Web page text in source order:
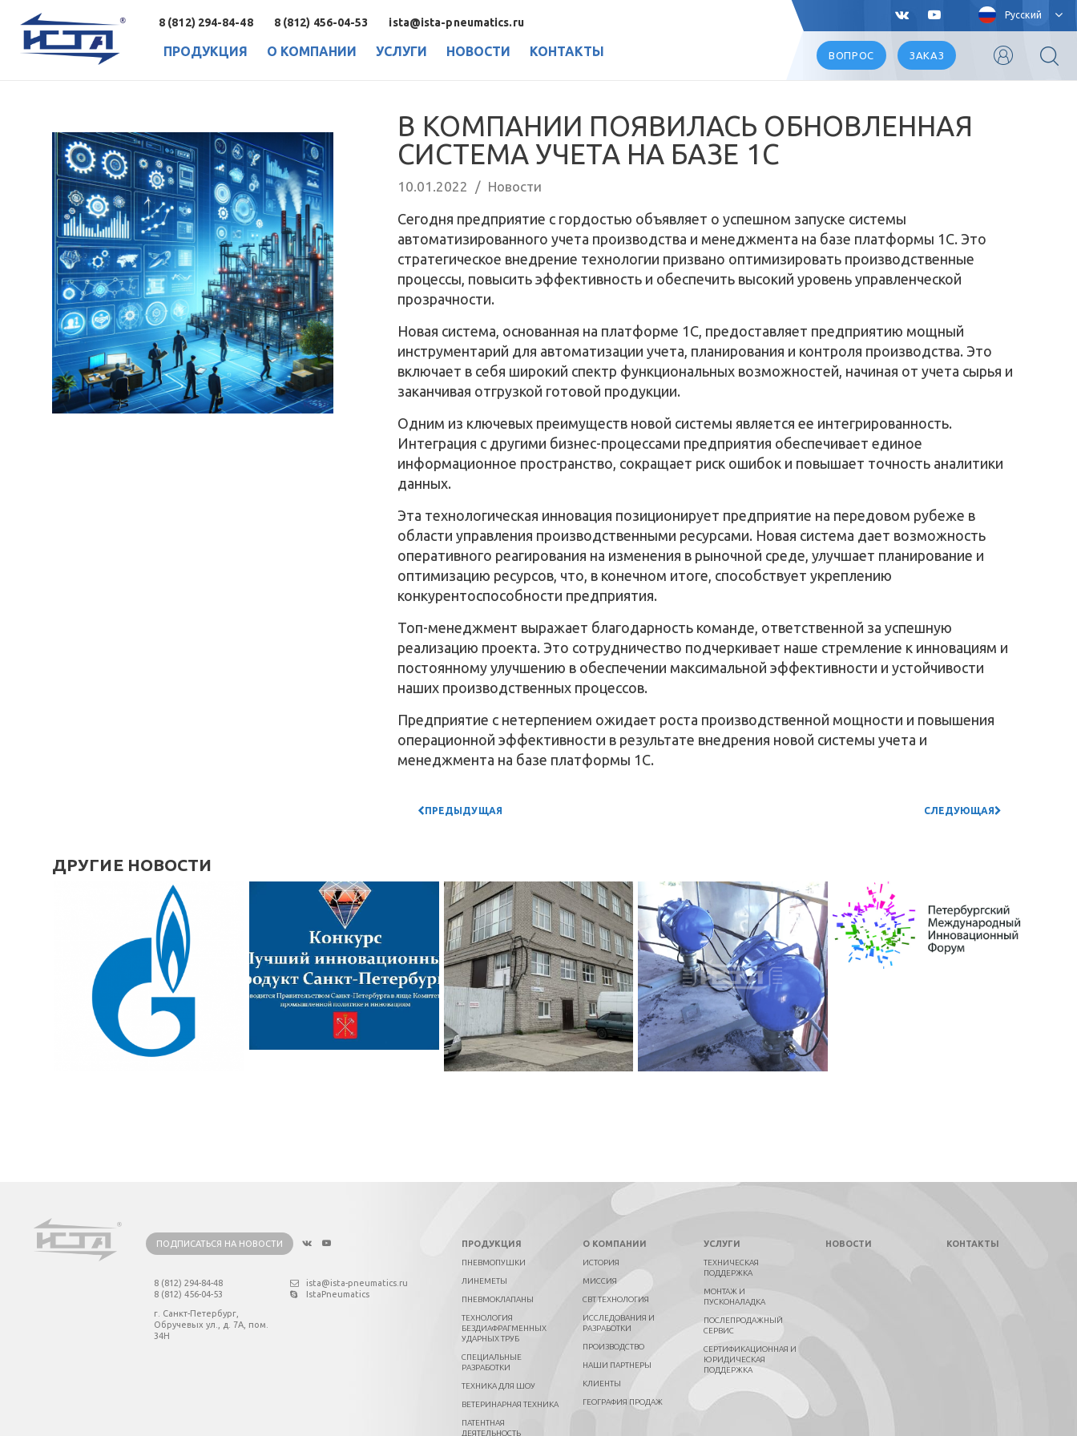
8 (812) 294-84-48 8 (812) 456-04-53 ista@ista-pneumatics.ru
Русский
ВОПРОС ЗАКАЗ
ПРОДУКЦИЯ О КОМПАНИИ УСЛУГИ НОВОСТИ КОНТАКТЫ
В КОМПАНИИ ПОЯВИЛАСЬ ОБНОВЛЕННАЯ
СИСТЕМА УЧЕТА НА БАЗЕ 1С
10.01.2022 / Новости
Сегодня предприятие с гордостью объявляет о успешном запуске системы
автоматизированного учета производства и менеджмента на базе платформы 1С. Это
стратегическое внедрение технологии призвано оптимизировать производственные
процессы, повысить эффективность и обеспечить высокий уровень управленческой
прозрачности.
Новая система, основанная на платформе 1С, предоставляет предприятию мощный
инструментарий для автоматизации учета, планирования и контроля производства. Это
включает в себя широкий спектр функциональных возможностей, начиная от учета сырья и
заканчивая отгрузкой готовой продукции.
Одним из ключевых преимуществ новой системы является ее интегрированность.
Интеграция с другими бизнес-процессами предприятия обеспечивает единое
информационное пространство, сокращает риск ошибок и повышает точность аналитики
данных.
Эта технологическая инновация позиционирует предприятие на передовом рубеже в
области управления производственными ресурсами. Новая система дает возможность
оперативного реагирования на изменения в рыночной среде, улучшает планирование и
оптимизацию ресурсов, что, в конечном итоге, способствует укреплению
конкурентоспособности предприятия.
Топ-менеджмент выражает благодарность команде, ответственной за успешную
реализацию проекта. Это сотрудничество подчеркивает наше стремление к инновациям и
постоянному улучшению в обеспечении максимальной эффективности и устойчивости
наших производственных процессов.
Предприятие с нетерпением ожидает роста производственной мощности и повышения
операционной эффективности в результате внедрения новой системы учета и
менеджмента на базе платформы 1С.
ПРЕДЫДУЩАЯ СЛЕДУЮЩАЯ
ДРУГИЕ НОВОСТИ
ПОДПИСАТЬСЯ НА НОВОСТИ
8 (812) 294-84-48
8 (812) 456-04-53
ista@ista-pneumatics.ru
IstaPneumatics
г. Санкт-Петербург,
Обручевых ул., д. 7А, пом.
34Н
ПРОДУКЦИЯ
ПНЕВМОПУШКИ
ЛИНЕМЕТЫ
ПНЕВМОКЛАПАНЫ
ТЕХНОЛОГИЯ
БЕЗДИАФРАГМЕННЫХ
УДАРНЫХ ТРУБ
СПЕЦИАЛЬНЫЕ
РАЗРАБОТКИ
ТЕХНИКА ДЛЯ ШОУ
ВЕТЕРИНАРНАЯ ТЕХНИКА
ПАТЕНТНАЯ
ДЕЯТЕЛЬНОСТЬ
О КОМПАНИИ
ИСТОРИЯ
МИССИЯ
СВТ ТЕХНОЛОГИЯ
ИССЛЕДОВАНИЯ И
РАЗРАБОТКИ
ПРОИЗВОДСТВО
НАШИ ПАРТНЕРЫ
КЛИЕНТЫ
ГЕОГРАФИЯ ПРОДАЖ
УСЛУГИ
ТЕХНИЧЕСКАЯ
ПОДДЕРЖКА
МОНТАЖ И
ПУСКОНАЛАДКА
ПОСЛЕПРОДАЖНЫЙ
СЕРВИС
СЕРТИФИКАЦИОННАЯ И
ЮРИДИЧЕСКАЯ
ПОДДЕРЖКА
НОВОСТИ КОНТАКТЫ